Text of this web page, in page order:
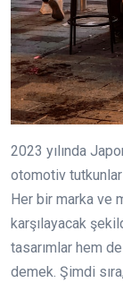
2023 yılında
otomotiv
Her bir marka ve
karşılayacak
tasarımlar hem
demek. Şimdi